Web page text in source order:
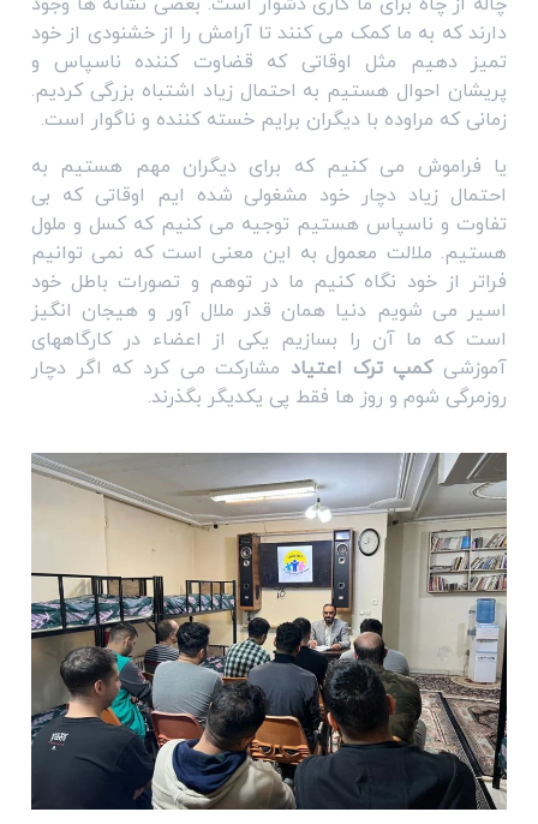
دارند که به ما کمک می کنند تا آرامش را از خشنودی از خود
تمیز دهیم مثل اوقاتی که قضاوت کننده ناسپاس و
پریشان احوال هستیم به احتمال زیاد اشتباه بزرگی کردیم.
زمانی که مراوده با دیگران برایم خسته کننده و ناگوار است.
یا فراموش می کنیم که برای دیگران مهم هستیم به
احتمال زیاد دچار خود مشغولی شده ایم اوقاتی که بی
تفاوت و ناسپاس هستیم توجیه می کنیم که کسل و ملول
هستیم. ملالت معمول به این معنی است که نمی توانیم
فراتر از خود نگاه کنیم ما در توهم و تصورات باطل خود
اسیر می شویم دنیا همان قدر ملال آور و هیجان انگیز
است که ما آن را بسازیم یکی از اعضاء در کارگاههای
آموزشیکمپ ترک اعتیاد مشارکت می کرد که اگر دچار
روزمرگی شوم و روز ها فقط پی یکدیگر بگذرند.